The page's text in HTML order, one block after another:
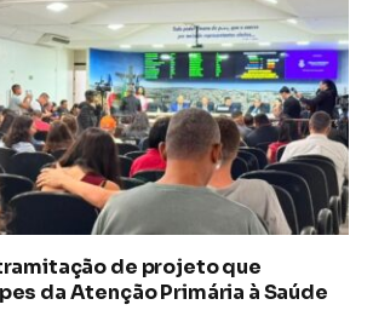
de projeto que
da Atenção Primária à Saúde